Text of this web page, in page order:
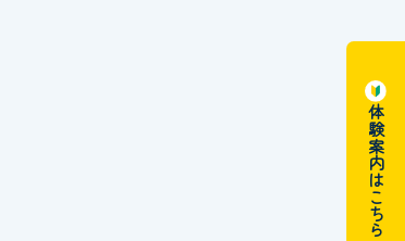
体験案内はこちら